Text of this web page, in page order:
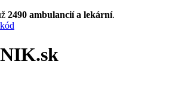
2490 ambulancií a lekární.